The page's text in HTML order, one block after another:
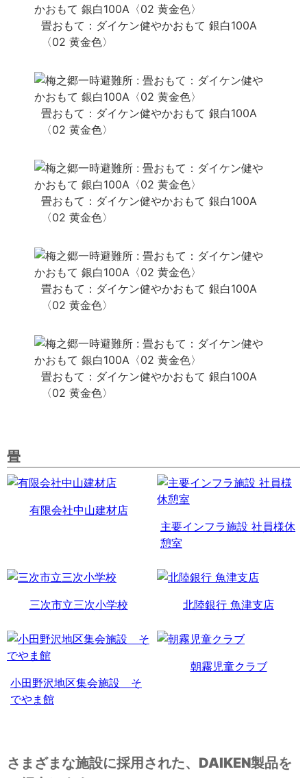
畳おもて：ダイケン健やかおもて 銀白100A
〈02 黄金色〉
畳おもて：ダイケン健やかおもて 銀白100A
〈02 黄金色〉
畳おもて：ダイケン健やかおもて 銀白100A
〈02 黄金色〉
畳おもて：ダイケン健やかおもて 銀白100A
〈02 黄金色〉
畳おもて：ダイケン健やかおもて 銀白100A
〈02 黄金色〉
畳
有限会社中山建材店
主要インフラ施設 社員様休
憩室
三次市立三次小学校 北陸銀行 魚津支店
小田野沢地区集会施設 そ
でやま館
朝霧児童クラブ
さまざまな施設に採用された、DAIKEN製品を